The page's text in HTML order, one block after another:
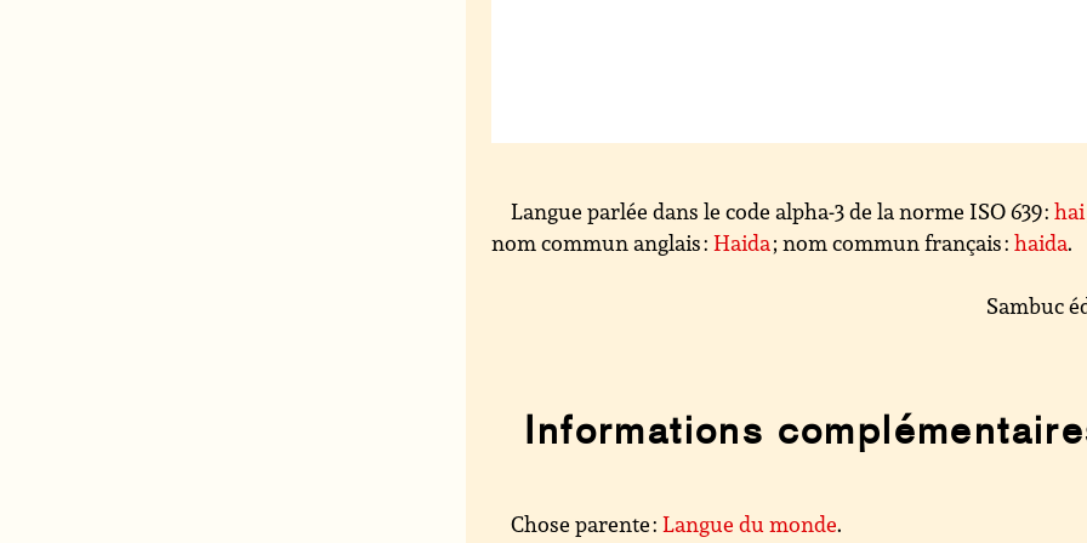
Langue parlée dans le code alpha-3 de la norme ISO 639 :hai
nom commun anglais :Haida; nom commun français :haida.
Sambuc
Informations
Chose parente :Langue du monde.